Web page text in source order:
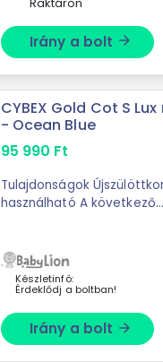
Irány a bolt arrow_forward
CYBEX Gold Cot S
- Ocean Blue
95 990 Ft
Tulajdonságok
használható A következő
Készletinfó:
Érdeklődj a boltban!
Irány a bolt arrow_forward